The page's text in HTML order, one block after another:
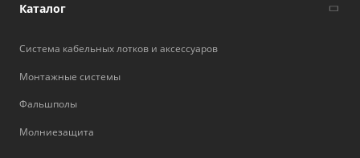
Каталог
Система кабельных лотков и аксессуаров
Монтажные системы
Фальшполы
Молниезащита